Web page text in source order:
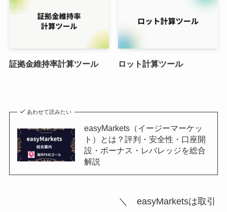
証拠金維持率計算ツール ロット計算ツール
あわせて読みたい
easyMarkets（イージーマーケッ
ト）とは？評判・安全性・口座開
設・ボーナス・レバレッジを総合
解説
＼ easyMarketsは取引